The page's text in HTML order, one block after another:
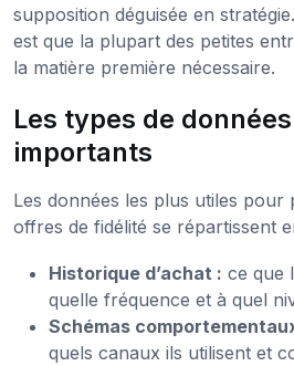
supposition déguisée en
est que la plupart des petites
la matière première nécessaire.
Les types de
importants
Les données les plus utiles pour
offres de fidélité se répartissent
Historique d’achat : ce que
quelle fréquence et à quel
Schémas
quels canaux ils utilisent et